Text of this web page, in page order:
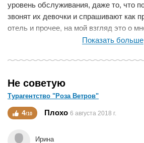
уровень обслуживания, даже то, что
звонят их девочки и спрашивают как
отель и прочее, на мой взгляд это о
просто втюхать что попало и
менеджер была Айжан Акенова. Из
То, что отель не на первой береговой
проблема. Такси работает по
дирхама в одну сторону. А еще
и Дубай Марина молл - очень
Рядышком Каррефур. Совет: сувениры
Показать больше
Не советую
Турагентство "Роза Ветров"
4/10 Плохо 6 августа 2018 г.
Ирина